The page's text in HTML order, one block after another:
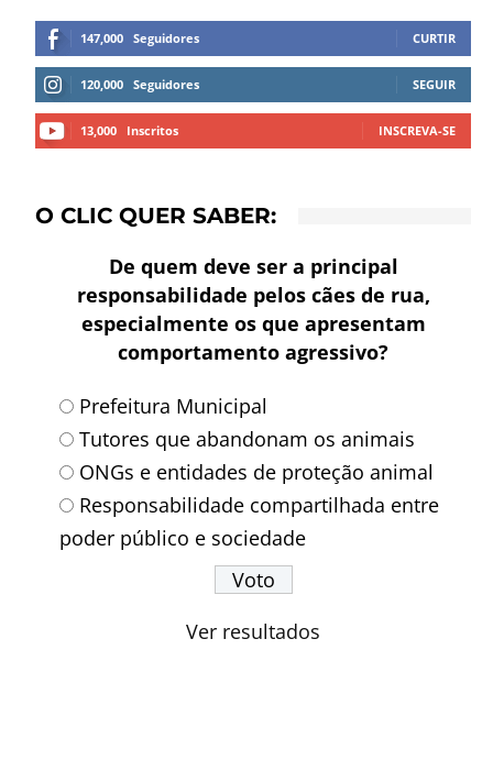
147,000 Seguidores CURTIR
120,000 Seguidores SEGUIR
13,000 Inscritos INSCREVA-SE
O CLIC QUER SABER:
De quem deve ser a principal
responsabilidade pelos cães de rua,
especialmente os que apresentam
comportamento agressivo?
Prefeitura Municipal
Tutores que abandonam os animais
ONGs e entidades de proteção animal
Responsabilidade compartilhada entre
poder público e sociedade
Ver resultados